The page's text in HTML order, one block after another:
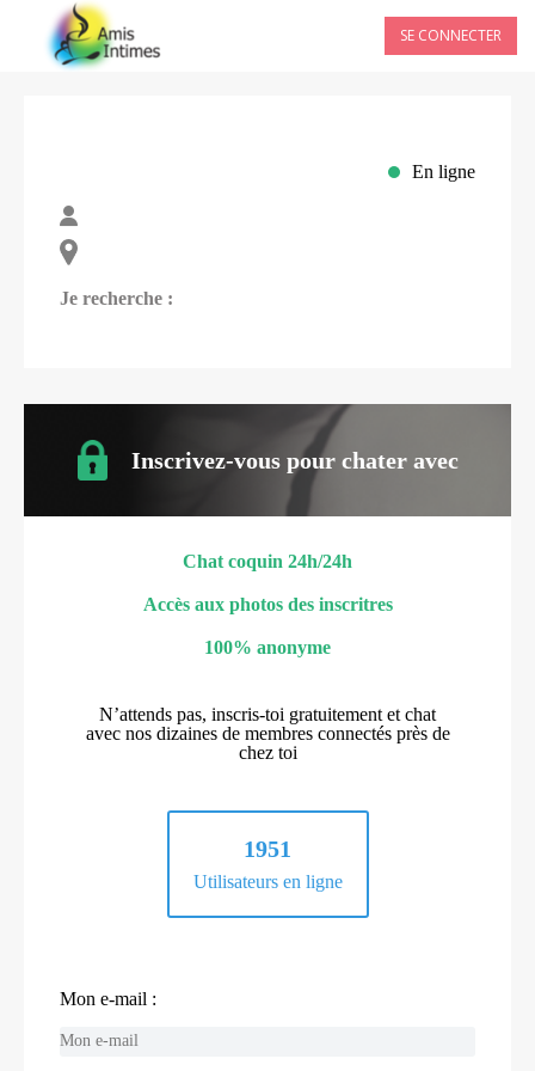
SE CONNECTER
En ligne
Je recherche :
Inscrivez-vous pour chater avec
Chat coquin 24h/24h
Accès aux photos des inscritres
100% anonyme
N’attends pas, inscris-toi gratuitement et chat
avec nos dizaines de membres connectés près de
chez toi
1951
Utilisateurs en ligne
Mon e-mail :